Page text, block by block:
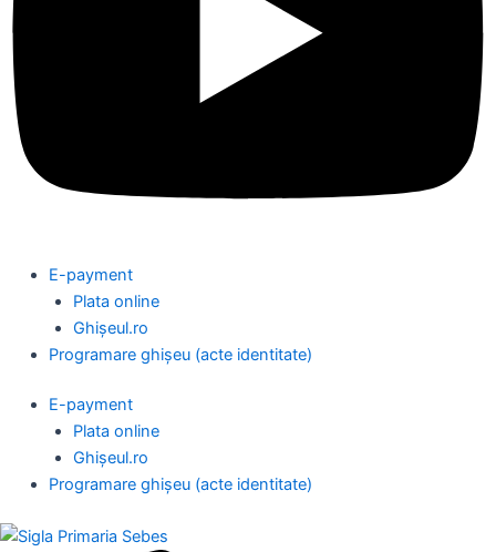
E-payment
Plata online
Ghișeul.ro
Programare ghișeu (acte identitate)
E-payment
Plata online
Ghișeul.ro
Programare ghișeu (acte identitate)